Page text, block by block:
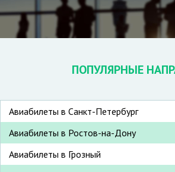
ПОПУЛЯРНЫЕ
Авиабилеты в Санкт-Петербург
Авиабилеты в Ростов-на-Дону
Авиабилеты в Грозный